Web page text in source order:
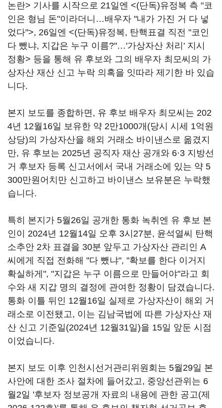
논란> 기사를 시작으로 21일엔 <(단독)유정복 측 "코
인은 형님 돈"이라더니…배우자 "내가 가진 거 다 넣
었다">, 26일엔 <(단독)유정복, 탄핵표결 직전 "코인
다 뺐냐, 지갑은 누구 이름?"…'가상자산 처리' 지시
정황> 등을 통해 유 후보와 그의 배우자 최모씨의 가
상자산 재산 신고 누락 의혹을 잇따라 제기한 바 있습
니다.
본지 보도를 종합하면, 유 후보 배우자 최모씨는 202
4년 12월16일 보유한 약 2만1000개(당시 시세 1억원
상당)의 가상자산을 해외 거래소 바이낸스로 옮겼지
만, 유 후보는 2025년 공직자 재산 공개와 6·3 지방선
거 후보자 등록 신고서에서 국내 거래소에 있는 약 5
300만원어치만 신고하고 바이낸스 보유분은 누락했
습니다.
특히 본지가 5월26일 공개한 통화 녹취엔 유 후보 본
인이 2024년 12월14일 오후 3시27분, 윤석열씨 탄핵
소추안 2차 표결을 30분 앞두고 가상자산 관리인 A
씨에게 직접 전화해 "다 뺐냐", "확보를 한다 이거지
확실하게", "지갑은 누구 이름으로 만들어야"라고 회
수와 새 지갑 명의 결정에 관여한 정황이 담겼습니다.
통화 이틀 뒤인 12월16일 실제로 가상자산이 해외 거
래소로 이전됐고, 이는 김남국법에 따른 가상자산 재
산 신고 기준일(2024년 12월31일)을 15일 앞둔 시점
이었습니다.
본지 보도 이후 인천시선거관리위원회는 5월29일 본
사안에 대한 조사 절차에 들어갔고, 중앙선관위는 6
월2일 '후보자 정보공개 자료의 내용에 관한 공고(제